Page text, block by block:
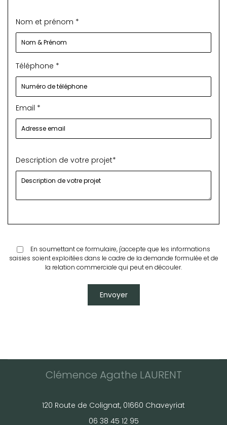
Nom et prénom *
Téléphone *
Email *
Description de votre projet*
En soumettant ce formulaire, j'accepte que les informations
saisies soient exploitées dans le cadre de la demande formulée et de
la relation commerciale qui peut en découler.
Clémence Agathe LAURENT
120 Route de Colignat, 01660 Chaveyriat
06 38 45 12 95